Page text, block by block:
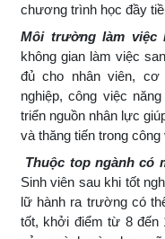
chương trình học đầy
Môi trường làm việc
không gian làm việc
đủ cho nhân viên,
nghiệp, công việc
triển nguồn nhân lực
và thăng tiến trong
Thuộc top ngành có
Sinh viên sau khi tốt
lữ hành ra trường có
tốt, khởi điểm từ 8 đến